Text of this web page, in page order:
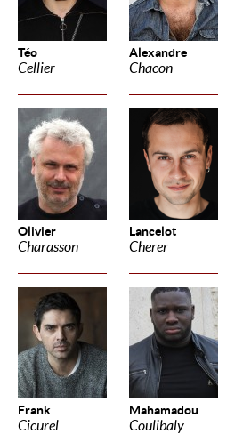
Téo
Cellier
Alexandre
Chacon
Olivier
Charasson
Lancelot
Cherer
Frank
Cicurel
Mahamadou
Coulibaly